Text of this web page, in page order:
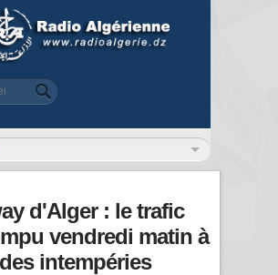
de recherche
d'Alger : le trafic
vendredi matin à
intempéries